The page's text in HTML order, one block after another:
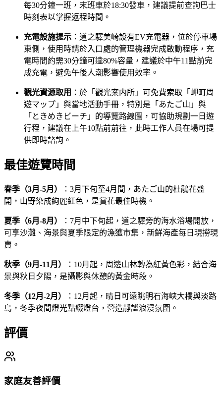
每30分鐘一班，末班車於18:30發車，建議提前查詢巴士
時刻表以掌握返程時間。
充電設施提示 ：道之驛美崎設有EV充電器，位於停車場
東側，使用時請於入口處的管理機器完成啟動程序，充
電時間約需30分鐘可達80%容量，建議於中午11點前完
成充電，避免午後人潮影響使用效率。
觀光資源取用 ：於「觀光案内所」可免費索取「岬町周
遊マップ」與當地活動手冊，特別是「あたご山」與
「ときめきビーチ」的導覽路線圖，可協助規劃一日遊
行程，建議在上午10點前前往，此時工作人員在場可提
供即時諮詢。
最佳遊覽時間
春季（3月-5月）
：3月下旬至4月間，あたご山的杜鵑花盛
開，山野染成絢麗紅色，是賞花最佳時機。
夏季（6月-8月）
：7月中下旬起，道之驛旁的海水浴場開放，
可享沙灘、海景與夏季限定的漁獲市集，新鮮海產每日現撈現
賣。
秋季（9月-11月）
：10月起，周邊山林轉為紅黃色彩，結合海
景與秋日夕陽，是攝影與休憩的黃金時段。
冬季（12月-2月）
：12月起，晴日可遠眺明石海峡大橋與淡路
島，冬季夜間燈光點綴燈台，營造靜謐浪漫氛圍。
評價
家庭友善評價